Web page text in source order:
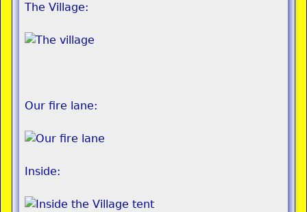
The Village:
Our fire lane:
Inside: